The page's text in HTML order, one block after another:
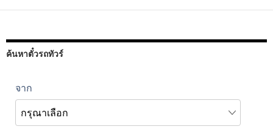
ค้นหาตั๋วรถทัวร์